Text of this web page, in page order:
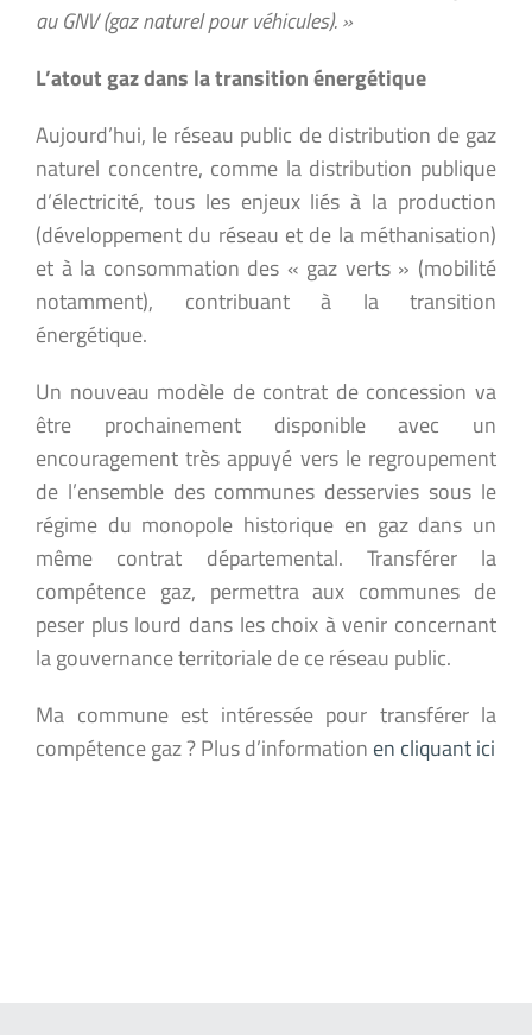
au GNV (gaz naturel pour véhicules). »
L’atout gaz dans la transition énergétique
Aujourd’hui, le réseau public de distribution de gaz
naturel concentre, comme la distribution publique
d’électricité, tous les enjeux liés à la production
(développement du réseau et de la méthanisation)
et à la consommation des « gaz verts » (mobilité
notamment), contribuant à la transition
énergétique.
Un nouveau modèle de contrat de concession va
être prochainement disponible avec un
encouragement très appuyé vers le regroupement
de l’ensemble des communes desservies sous le
régime du monopole historique en gaz dans un
même contrat départemental. Transférer la
compétence gaz, permettra aux communes de
peser plus lourd dans les choix à venir concernant
la gouvernance territoriale de ce réseau public.
Ma commune est intéressée pour transférer la
compétence gaz ? Plus d’information en cliquant ici